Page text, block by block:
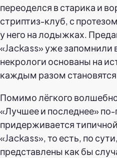
переоделся в старика и
стриптиз-клуб, с
у него на лодыжках.
«Jackass» уже запомнили
некрологи основаны на
каждым разом
Помимо лёгкого
«Лучшее и последнее»
придерживается
«Jackass», то есть, по
представлены как бы